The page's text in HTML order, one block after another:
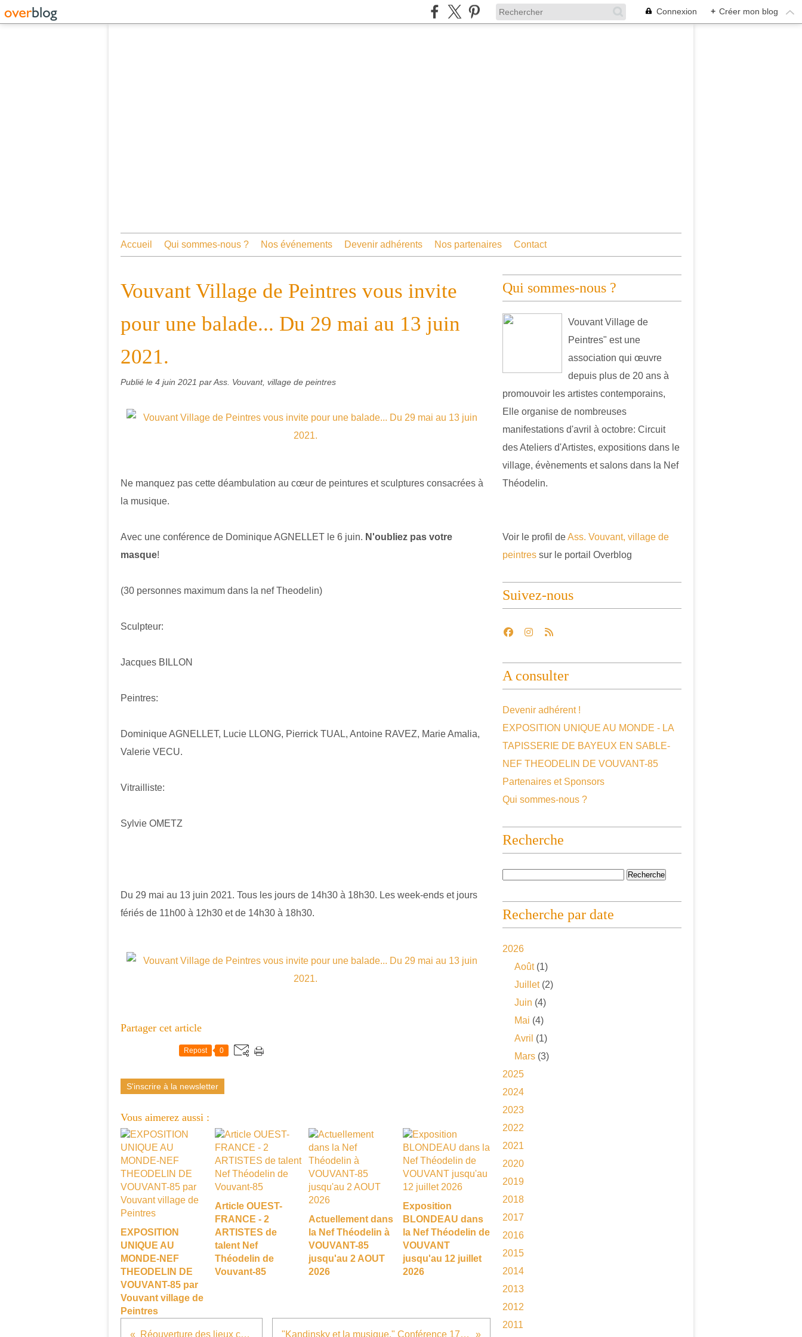
Connexion + Créer mon blog
Accueil Qui sommes-nous ? Nos événements Devenir adhérents Nos partenaires Contact
Vouvant Village de Peintres vous invite
pour une balade... Du 29 mai au 13 juin
2021.
Publié le 4 juin 2021 par Ass. Vouvant, village de peintres
Ne manquez pas cette déambulation au cœur de peintures et sculptures consacrées à
la musique.
Avec une conférence de Dominique AGNELLET le 6 juin. N'oubliez pas votre
masque!
(30 personnes maximum dans la nef Theodelin)
Sculpteur:
Jacques BILLON
Peintres:
Dominique AGNELLET, Lucie LLONG, Pierrick TUAL, Antoine RAVEZ, Marie Amalia,
Valerie VECU.
Vitrailliste:
Sylvie OMETZ
Du 29 mai au 13 juin 2021. Tous les jours de 14h30 à 18h30. Les week-ends et jours
fériés de 11h00 à 12h30 et de 14h30 à 18h30.
Partager cet article
Repost 0
S'inscrire à la newsletter
Vous aimerez aussi :
EXPOSITION
UNIQUE AU
MONDE-NEF
THEODELIN DE
VOUVANT-85 par
Vouvant village de
Peintres
Article OUEST-
FRANCE - 2
ARTISTES de
talent Nef
Théodelin de
Vouvant-85
Actuellement dans
la Nef Théodelin à
VOUVANT-85
jusqu'au 2 AOUT
2026
Exposition
BLONDEAU dans
la Nef Théodelin de
VOUVANT
jusqu'au 12 juillet
2026
Réouverture des lieux culturels : les dates clés "Kandinsky et la musique." Conférence 17h30 par Mr Dominique AGNELLET
Qui sommes-nous ?
Vouvant Village de
Peintres" est une
association qui œuvre
depuis plus de 20 ans à
promouvoir les artistes contemporains,
Elle organise de nombreuses
manifestations d'avril à octobre: Circuit
des Ateliers d'Artistes, expositions dans le
village, évènements et salons dans la Nef
Théodelin.
Voir le profil deAss. Vouvant, village de
peintres sur le portail Overblog
Suivez-nous
A consulter
Devenir adhérent !
EXPOSITION UNIQUE AU MONDE - LA
TAPISSERIE DE BAYEUX EN SABLE-
NEF THEODELIN DE VOUVANT-85
Partenaires et Sponsors
Qui sommes-nous ?
Recherche
Recherche par date
2026
Août(1)
Juillet(2)
Juin (4)
Mai (4)
Avril (1)
Mars (3)
2025
2024
2023
2022
2021
2020
2019
2018
2017
2016
2015
2014
2013
2012
2011